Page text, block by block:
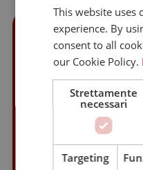
This website uses
experience. By
consent to all
our Cookie Policy.
Strettamente
necessari
Targeting